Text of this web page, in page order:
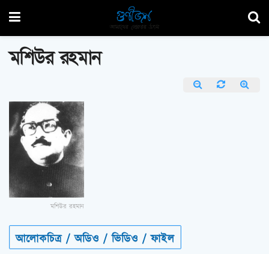
মশিউর রহমান
মশিউর রহমান
আলোকচিত্র / অডিও / ভিডিও / ফাইল